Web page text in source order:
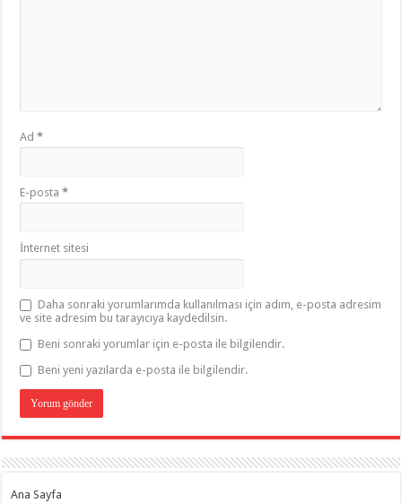
Ad*
E-posta*
İnternet sitesi
Daha sonraki yorumlarımda kullanılması için adım, e-posta adresim
ve site adresim bu tarayıcıya kaydedilsin.
Beni sonraki yorumlar için e-posta ile bilgilendir.
Beni yeni yazılarda e-posta ile bilgilendir.
Ana Sayfa